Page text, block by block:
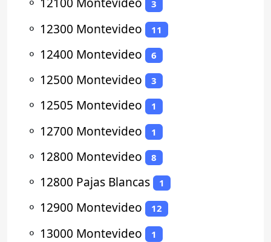
3
⚬ 12300 Montevideo 11
⚬ 12400 Montevideo 6
⚬ 12500 Montevideo 3
⚬ 12505 Montevideo 1
⚬ 12700 Montevideo 1
⚬ 12800 Montevideo 8
⚬ 12800 Pajas Blancas 1
⚬ 12900 Montevideo 12
⚬ 13000 Montevideo 1